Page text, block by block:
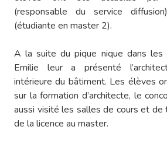
(responsable du service
(étudiante en master 2).
A la suite du pique nique dans les
Emilie leur a présenté
intérieure du bâtiment. Les élèves
sur la formation d’architecte, le
aussi visité les salles de cours et de
de la licence au master.